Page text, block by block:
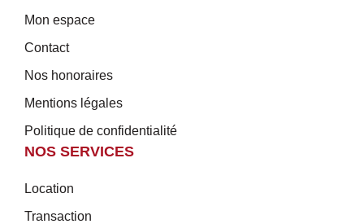
Mon espace
Contact
Nos honoraires
Mentions légales
Politique de confidentialité
NOS SERVICES
Location
Transaction